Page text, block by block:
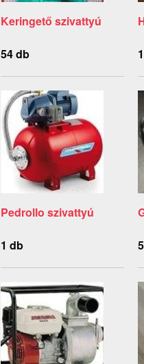
Keringető szivattyú
54 db
Pedrollo szivattyú
1 db